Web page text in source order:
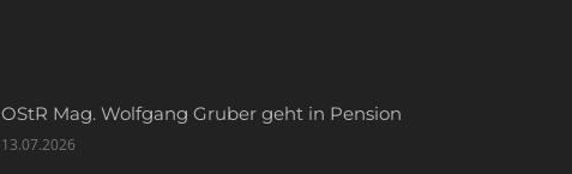
OStR Mag. Wolfgang Gruber geht in Pension
13.07.2026